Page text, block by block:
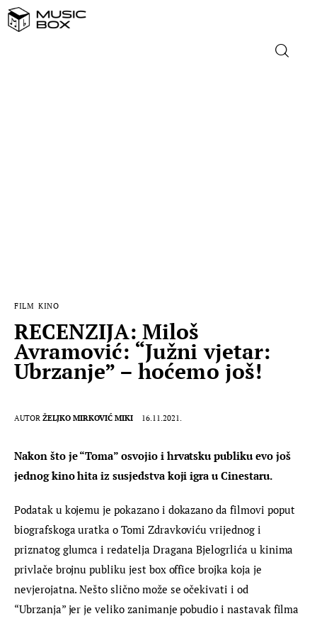
FILM KINO
RECENZIJA: Miloš
Avramović: “Južni vjetar:
Ubrzanje” – hoćemo još!
AUTOR ŽELJKO MIRKOVIĆ MIKI 16.11.2021.
Nakon što je “Toma” osvojio i hrvatsku publiku evo još
jednog kino hita iz susjedstva koji igra u Cinestaru.
Podatak u kojemu je pokazano i dokazano da filmovi poput
biografskoga uratka o Tomi Zdravkoviću vrijednog i
priznatog glumca i redatelja Dragana Bjelogrlića u kinima
privlače brojnu publiku jest box office brojka koja je
nevjerojatna. Nešto slično može se očekivati i od
“Ubrzanja” jer je veliko zanimanje pobudio i nastavak filma